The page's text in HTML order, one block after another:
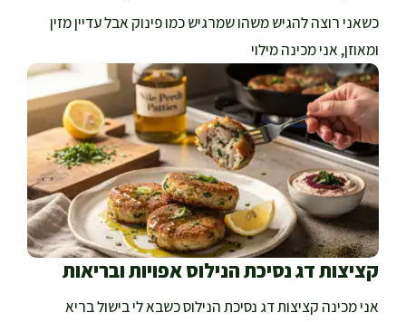
כשאני רוצה להגיש משהו שמרגיש כמו פינוק אבל עדיין מזין
ומאוזן, אני מכינה מילוי
קציצות דג נסיכת הנילוס אפויות ובריאות
אני מכינה קציצות דג נסיכת הנילוס כשבא לי בישול בריא